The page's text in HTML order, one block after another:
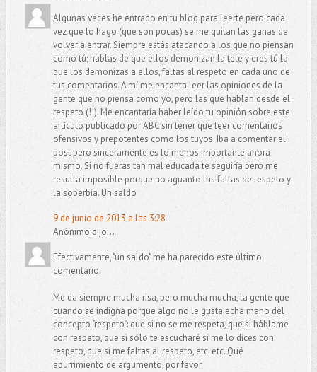
Algunas veces he entrado en tu blog para leerte pero cada
vez que lo hago (que son pocas) se me quitan las ganas de
volver a entrar. Siempre estás atacando a los que no piensan
como tú; hablas de que ellos demonizan la tele y eres tú la
que los demonizas a ellos, faltas al respeto en cada uno de
tus comentarios. A mí me encanta leer las opiniones de la
gente que no piensa como yo, pero las que hablan desde el
respeto (!!). Me encantaría haber leído tu opinión sobre este
artículo publicado por ABC sin tener que leer comentarios
ofensivos y prepotentes como los tuyos. Iba a comentar el
post pero sinceramente es lo menos importante ahora
mismo. Si no fueras tan mal educada te seguiría pero me
resulta imposible porque no aguanto las faltas de respeto y
la soberbia. Un saldo
9 de junio de 2013 a las 3:28
Anónimo dijo...
Efectivamente, "un saldo" me ha parecido este último
comentario.
Me da siempre mucha risa, pero mucha mucha, la gente que
cuando se indigna porque algo no le gusta echa mano del
concepto "respeto": que si no se me respeta, que si háblame
con respeto, que si sólo te escucharé si me lo dices con
respeto, que si me faltas al respeto, etc. etc. Qué
aburrimiento de argumento, por favor.